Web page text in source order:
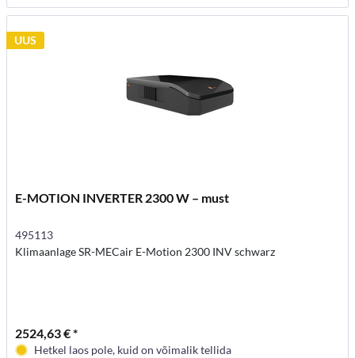
UUS
E-MOTION INVERTER 2300 W – must
495113
Klimaanlage SR-MECair E-Motion 2300 INV schwarz
2524,63 € *
Hetkel laos pole, kuid on võimalik tellida